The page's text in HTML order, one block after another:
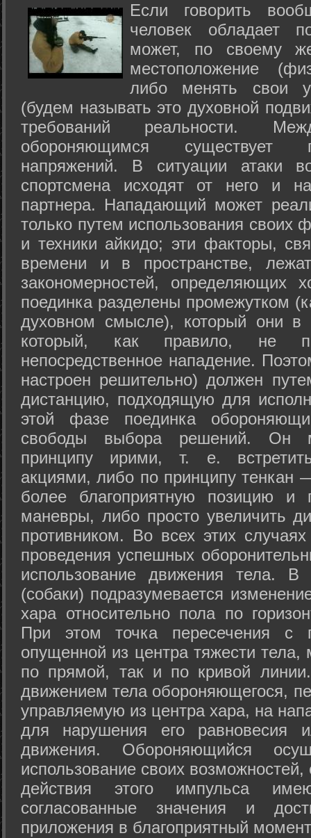
Если говорить
человек обладает
может, по своему
местоположение
либо менять свои
(будем называть это духовной
требований реальности.
обороняющимся существует
напряжений. В ситуации атаки
спортсмена исходят от него и
партнера. Нападающий может
только путем использования своих
и техники айкидо; эти факторы,
времени и в пространстве,
закономерностей, определяющих
поединка разделены промежутком
духовном смысле), который они в
который, как правило, не
непосредственное нападение.
настроен решительно) должен
дистанцию, подходящую для
этой фазе поединка
свободы выбора решений. Он
принципу ирими, т. е.
акциями, либо по принципу тенкан
более благоприятную позицию и
маневры, либо просто увеличить
противником. Во всех этих
проведения успешных
использование движения тела.
(собаки) подразумевается
хара относительно пола по
При этом точка пересечения с
опущенной из центра тяжести
по прямой, так и по кривой
движением тела обороняющегося,
управляемую из центра хара, на
для нарушения его равновесия
движения. Обороняющийся
использование своих
действия этого импульса
согласованные значения и
приложения в благоприятный